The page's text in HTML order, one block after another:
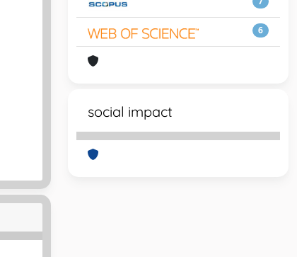
6
social impact